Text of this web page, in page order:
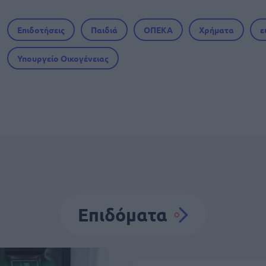
Επιδοτήσεις Παιδιά ΟΠΕΚΑ Χρήματα
Υπουργείο Οικογένειας
Επιδόματα